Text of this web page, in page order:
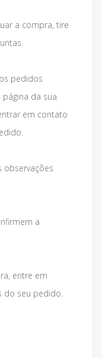
a compra, tire
pedidos
da sua
em contato
observações
a
entre em
do seu pedido.